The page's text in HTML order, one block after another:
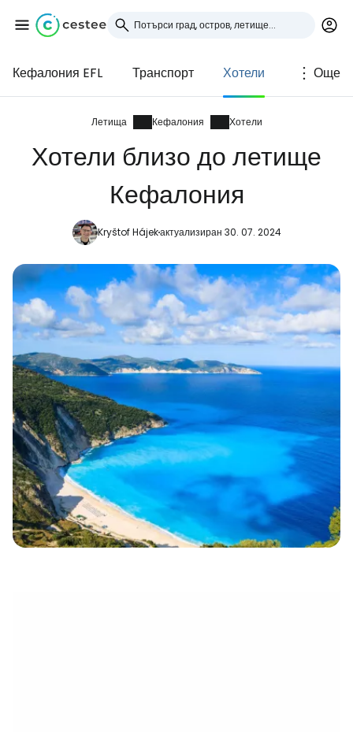
Кефалония EFL Транспорт Хотели Още
Летища Кефалония Хотели
Хотели близо до летище
Кефалония
Kryštof Hájekактуализиран 30. 07. 2024
Влезте в Cestee
... световната общност на туристите
Продължете с Google
Продължете с Facebook
Продължете с имейл